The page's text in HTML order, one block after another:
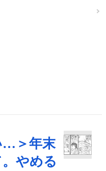
…＞年末
やめる